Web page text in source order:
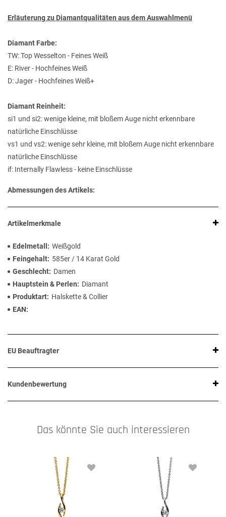
Erläuterung zu Diamantqualitäten aus dem Auswahlmenü
Diamant Farbe:
TW: Top Wesselton - Feines Weiß
E: River - Hochfeines Weiß
D: Jager - Hochfeines Weiß+
Diamant Reinheit:
si1 und si2: wenige kleine, mit bloßem Auge nicht erkennbare
natürliche Einschlüsse
vs1 und vs2: wenige sehr kleine, mit bloßem Auge nicht erkennbare
natürliche Einschlüsse
if: Internally Flawless - keine Einschlüsse
Abmessungen des Artikels:
Artikelmerkmale
Edelmetall
Weißgold
Feingehalt
585er / 14 Karat Gold
Geschlecht
Damen
Hauptstein & Perlen
Diamant
Produktart
Halskette & Collier
EAN
EU Beauftragter
Kundenbewertung
Das könnte Sie auch interessieren